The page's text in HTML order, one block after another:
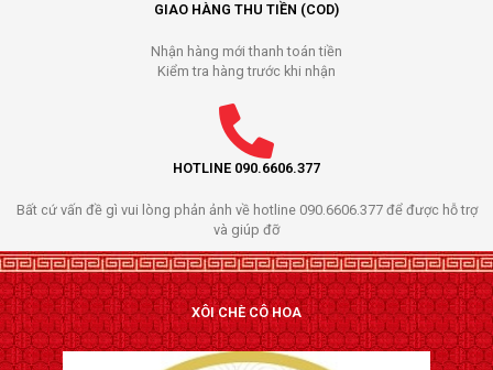
GIAO HÀNG THU TIỀN (COD)
Nhận hàng mới thanh toán tiền
Kiểm tra hàng trước khi nhận
HOTLINE 090.6606.377
Bất cứ vấn đề gì vui lòng phản ảnh về hotline 090.6606.377 để được hỗ trợ
và giúp đỡ
XÔI CHÈ CÔ HOA